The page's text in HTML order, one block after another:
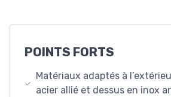
POINTS FORTS
Matériaux adaptés à
acier allié et dessus en inox